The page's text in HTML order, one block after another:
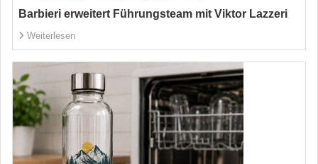
Barbieri erweitert Führungsteam mit Viktor Lazzeri
Weiterlesen